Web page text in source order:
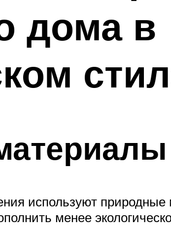
дома в
используют
менее